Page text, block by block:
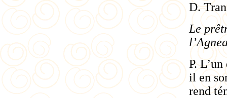
D.
Le
P.
il en
rend